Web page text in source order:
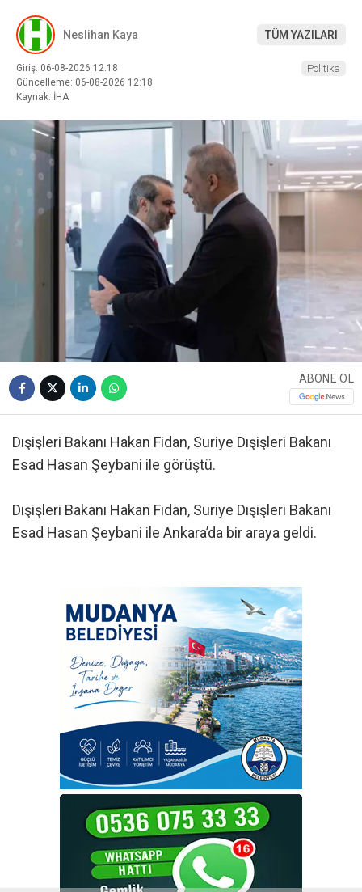
Neslihan Kaya TÜM YAZILARI
Giriş: 06-08-2026 12:18
Güncelleme: 06-08-2026 12:18
Kaynak: İHA
Politika
ABONE OL
Dışişleri Bakanı Hakan Fidan, Suriye Dışişleri Bakanı
Esad Hasan Şeybani ile görüştü.
Dışişleri Bakanı Hakan Fidan, Suriye Dışişleri Bakanı
Esad Hasan Şeybani ile Ankara’da bir araya geldi.